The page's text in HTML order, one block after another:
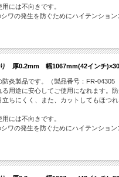
には不向きです。
の発生を防ぐためにハイテンション
厚0.2mm 幅1067mm(42インチ)×30
防炎製品です。（製品番号：FR-04305
る用途に安心してご使用になれます。
立ちにくく、また、カットしてもほつ
には不向きです。
の発生を防ぐためにハイテンション